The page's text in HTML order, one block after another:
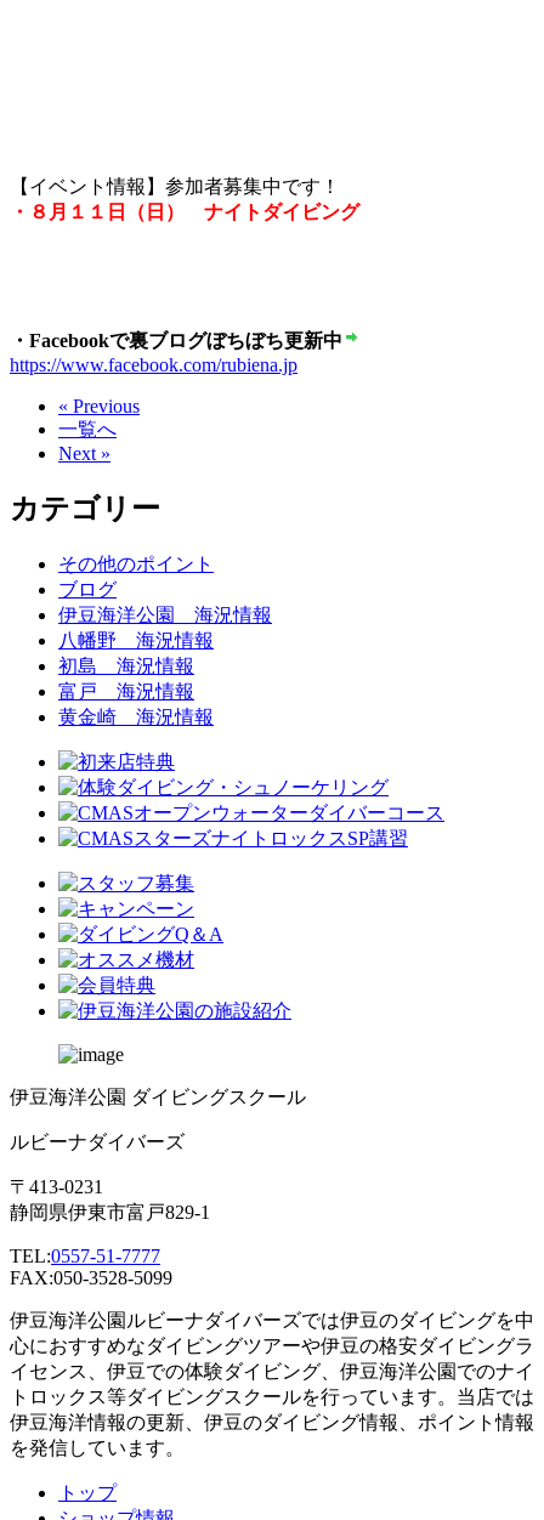
【イベント情報】参加者募集中です！
・８月１１日（日） ナイトダイビング
・Facebookで裏ブログぼちぼち更新中
https://www.facebook.com/rubiena.jp
« Previous
一覧へ
Next »
カテゴリー
その他のポイント
ブログ
伊豆海洋公園 海況情報
八幡野 海況情報
初島 海況情報
富戸 海況情報
黄金崎 海況情報
伊豆海洋公園 ダイビングスクール
ルビーナダイバーズ
〒413-0231
静岡県伊東市富戸829-1
TEL:0557-51-7777
FAX:050-3528-5099
伊豆海洋公園ルビーナダイバーズでは伊豆のダイビングを中
心におすすめなダイビングツアーや伊豆の格安ダイビングラ
イセンス、伊豆での体験ダイビング、伊豆海洋公園でのナイ
トロックス等ダイビングスクールを行っています。当店では
伊豆海洋情報の更新、伊豆のダイビング情報、ポイント情報
を発信しています。
トップ